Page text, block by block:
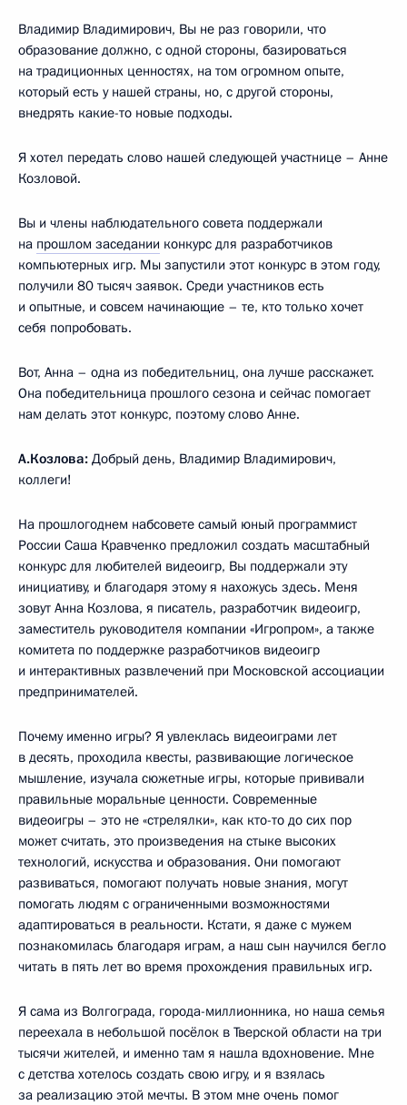
Владимир Владимирович, Вы не раз говорили, что
образование должно, с одной стороны, базироваться
на традиционных ценностях, на том огромном опыте,
который есть у нашей страны, но, с другой стороны,
внедрять какие-то новые подходы.
Я хотел передать слово нашей следующей участнице – Анне
Козловой.
Вы и члены наблюдательного совета поддержали
на прошлом заседании конкурс для разработчиков
компьютерных игр. Мы запустили этот конкурс в этом году,
получили 80 тысяч заявок. Среди участников есть
и опытные, и совсем начинающие – те, кто только хочет
себя попробовать.
Вот, Анна – одна из победительниц, она лучше расскажет.
Она победительница прошлого сезона и сейчас помогает
нам делать этот конкурс, поэтому слово Анне.
А.Козлова: Добрый день, Владимир Владимирович,
коллеги!
На прошлогоднем набсовете самый юный программист
России Саша Кравченко предложил создать масштабный
конкурс для любителей видеоигр, Вы поддержали эту
инициативу, и благодаря этому я нахожусь здесь. Меня
зовут Анна Козлова, я писатель, разработчик видеоигр,
заместитель руководителя компании «Игропром», а также
комитета по поддержке разработчиков видеоигр
и интерактивных развлечений при Московской ассоциации
предпринимателей.
Почему именно игры? Я увлеклась видеоиграми лет
в десять, проходила квесты, развивающие логическое
мышление, изучала сюжетные игры, которые прививали
правильные моральные ценности. Современные
видеоигры – это не «стрелялки», как кто-то до сих пор
может считать, это произведения на стыке высоких
технологий, искусства и образования. Они помогают
развиваться, помогают получать новые знания, могут
помогать людям с ограниченными возможностями
адаптироваться в реальности. Кстати, я даже с мужем
познакомилась благодаря играм, а наш сын научился бегло
читать в пять лет во время прохождения правильных игр.
Я сама из Волгограда, города-миллионника, но наша семья
переехала в небольшой посёлок в Тверской области на три
тысячи жителей, и именно там я нашла вдохновение. Мне
с детства хотелось создать свою игру, и я взялась
за реализацию этой мечты. В этом мне очень помог